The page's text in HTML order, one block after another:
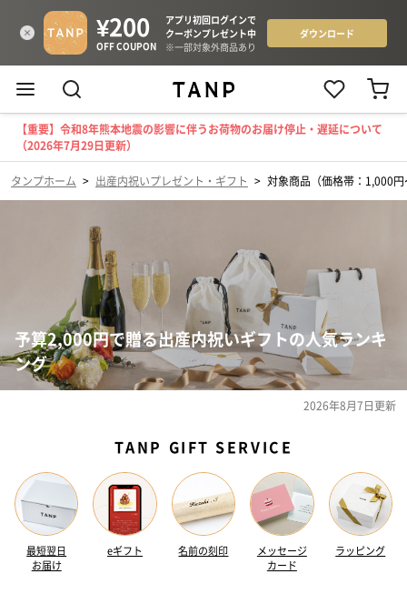
【重要】令和8年熊本地震の影響に伴うお荷物のお届け停止・遅延について
（2026年7月29日更新）
タンプホーム > 出産内祝いプレゼント・ギフト > 対象商品（価格帯：1,000
予算2,000円で贈る出産内祝いギフトの人気ランキ
ング
2026年8月7日更新
TANP GIFT SERVICE
最短翌日
お届け
eギフト 名前の刻印
メッセージ
カード
ラッピング